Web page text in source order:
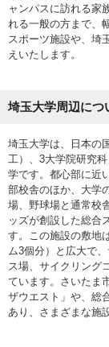
ャンパスに訪れる家
れる一般の方まで、
スポーツ施設や、埼
えいたします。
埼玉大学周辺につ
埼玉大学は、日本の
工）、3大学院研究
学です。都心部に近
部校舎のほか、大学
場、野球場と通常校
ッズが創設した総合
す。この施設の敷地
ム3個分）と広大で
ス場、サイクリング
ています。さいたま
ザウエスト」や、総
あり、さまざまな施